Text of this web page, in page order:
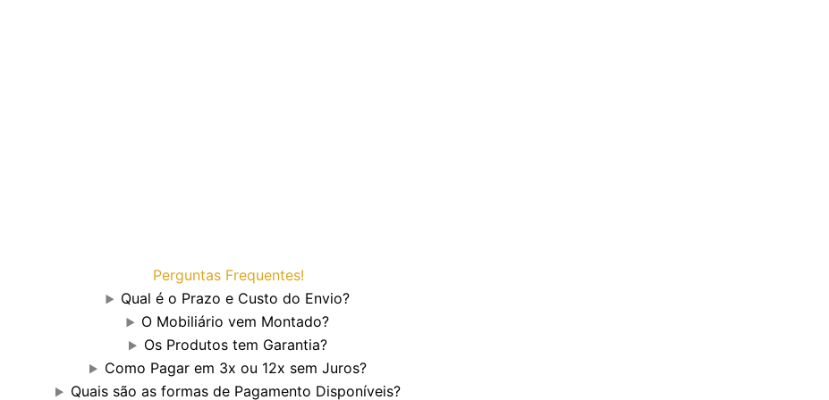
Perguntas Frequentes!
Qual é o Prazo e Custo do Envio?
O Mobiliário vem Montado?
Os Produtos tem Garantia?
Como Pagar em 3x ou 12x sem Juros?
Quais são as formas de Pagamento Disponíveis?